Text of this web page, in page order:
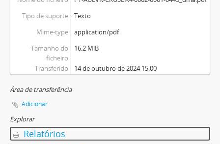
Tipo de suporte
Texto
Mime-type
application/pdf
Tamanho do
ficheiro
16.2 MiB
Transferido 14 de outubro de 2024 15:00
Área de transferência
Adicionar
Explorar
Relatórios